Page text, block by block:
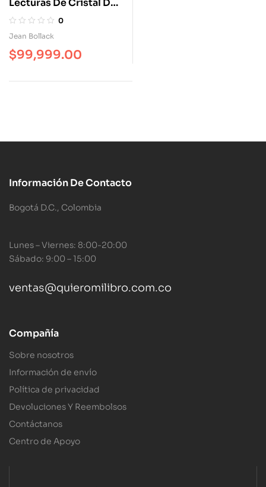
Lecturas De Cristal De
Aliento Atemkristal De
Paul Celan
0
Jean Bollack
$99,999.00
Información De Contacto
Bogotá D.C., Colombia
Lunes – Viernes: 8:00-20:00
Sábado: 9:00 – 15:00
ventas@quieromilibro.com.co
Compañía
Sobre nosotros
Información de envío
Política de privacidad
Devoluciones Y Reembolsos
Contáctanos
Centro de Apoyo